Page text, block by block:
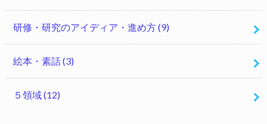
研修・研究のアイディア・進め方(9)
絵本・素話(3)
５領域(12)